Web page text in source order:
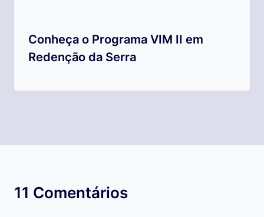
Conheça o Programa VIM II em
Redenção da Serra
11 Comentários